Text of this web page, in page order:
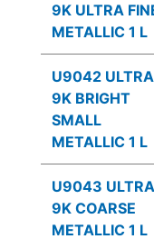
9K ULTRA
METALLIC 1 L
U9042 ULTRA
9K BRIGHT
SMALL
METALLIC 1 L
U9043 ULTRA
9K COARSE
METALLIC 1 L